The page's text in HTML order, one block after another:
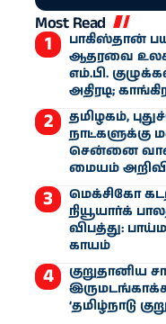
Most Read
பாகிஸ்தான்
ஆதரவை
எம்.பி.
அதிரடி;
தமிழகம்,
நாட்களுக்கு
சென்னை
மையம்
மெக்சிகோ
நியூயார்க்
விபத்து:
காயம்
குறுதானிய
‘தமிழ்நாடு